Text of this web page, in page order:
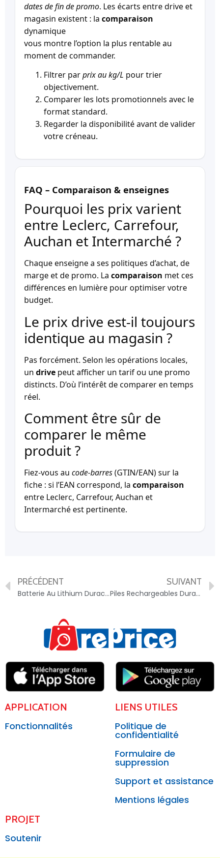
dates de fin de promo. Les écarts entre drive et
magasin existent : la comparaison
dynamique
vous montre l’option la plus rentable au
moment de commander.
Filtrer parprix au kg/L pour trier
objectivement.
Comparer les lots promotionnels avec le
format standard.
Regarder la disponibilité avant de valider
votre créneau.
FAQ – Comparaison & enseignes
Pourquoi les prix varient
entre Leclerc, Carrefour,
Auchan et Intermarché ?
Chaque enseigne a ses politiques d’achat, de
marge et de promo. La comparaison met ces
différences en lumière pour optimiser votre
budget.
Le prix drive est-il toujours
identique au magasin ?
Pas forcément. Selon les opérations locales,
un drive peut afficher un tarif ou une promo
distincts. D’où l’intérêt de comparer en temps
réel.
Comment être sûr de
comparer le même
produit ?
Fiez-vous au code-barres(GTIN/EAN) sur la
fiche : si l’EAN correspond, la comparaison
entre Leclerc, Carrefour, Auchan et
Intermarché est pertinente.
PRÉCÉDENT
Batterie Au Lithium Duracell 245 / 2cr5 6v – 5000394245105
SUIVANT
Piles Rechargeables Duracell Dpblr6b10 1,5 V – 5000394176201
APPLICATION
Fonctionnalités
LIENS UTILES
Politique de
confidentialité
Formulaire de
suppression
Support et assistance
Mentions légales
PROJET
Soutenir